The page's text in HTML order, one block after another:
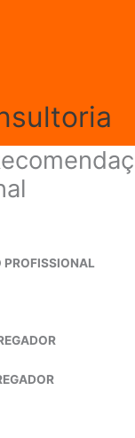
PROFISSIONAL